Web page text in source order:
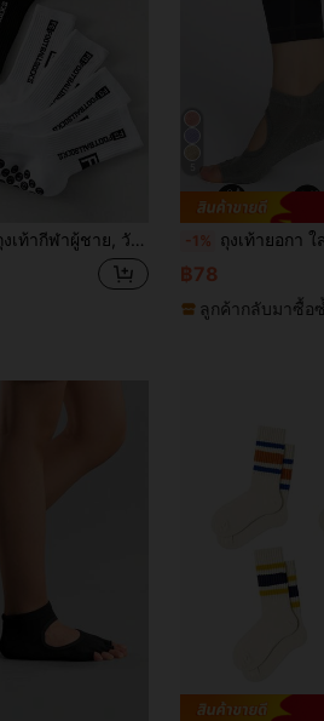
4.78 328
เท้าครึ่งแข้งระบายอากาศ, ถุงเท้ากีฬาผ้าฝ้ายยาว หรูหราและสะดวกสบาย, นุ่มและลำลอง, เหมาะสำหรับสวมใส่ในฤดูใบไม้ผลิและฤดูร้อน สไตล์ญี่ปุ่นหรูหรา, ถุงเท้าครึ่งแข้งลำลองญี่ปุ่นนุ่มและสะดวกสบาย -1% ถุงเท้ายอกา ใส่เท้าเปล่า กันลื่น
฿78
ลูกค้ากลับมาซื้อ